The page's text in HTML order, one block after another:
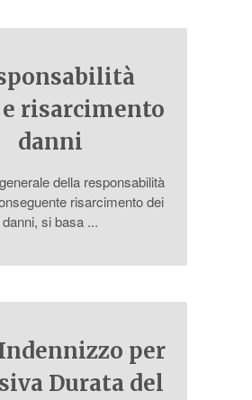
risarcimento
danni
della responsabilità
risarcimento dei
danni, si basa ...
per
Durata del